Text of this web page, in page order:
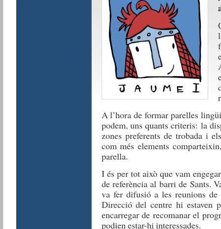
A l’hora de formar parelles
podem, uns quants criteris: la
zones preferents de trobada i
com més elements
parella.
I és per tot això que vam
de referència al barri de Sants.
va fer difusió a les reunions
Direcció del centre hi estaven
encarregar de recomanar el
podien estar-hi interessades.